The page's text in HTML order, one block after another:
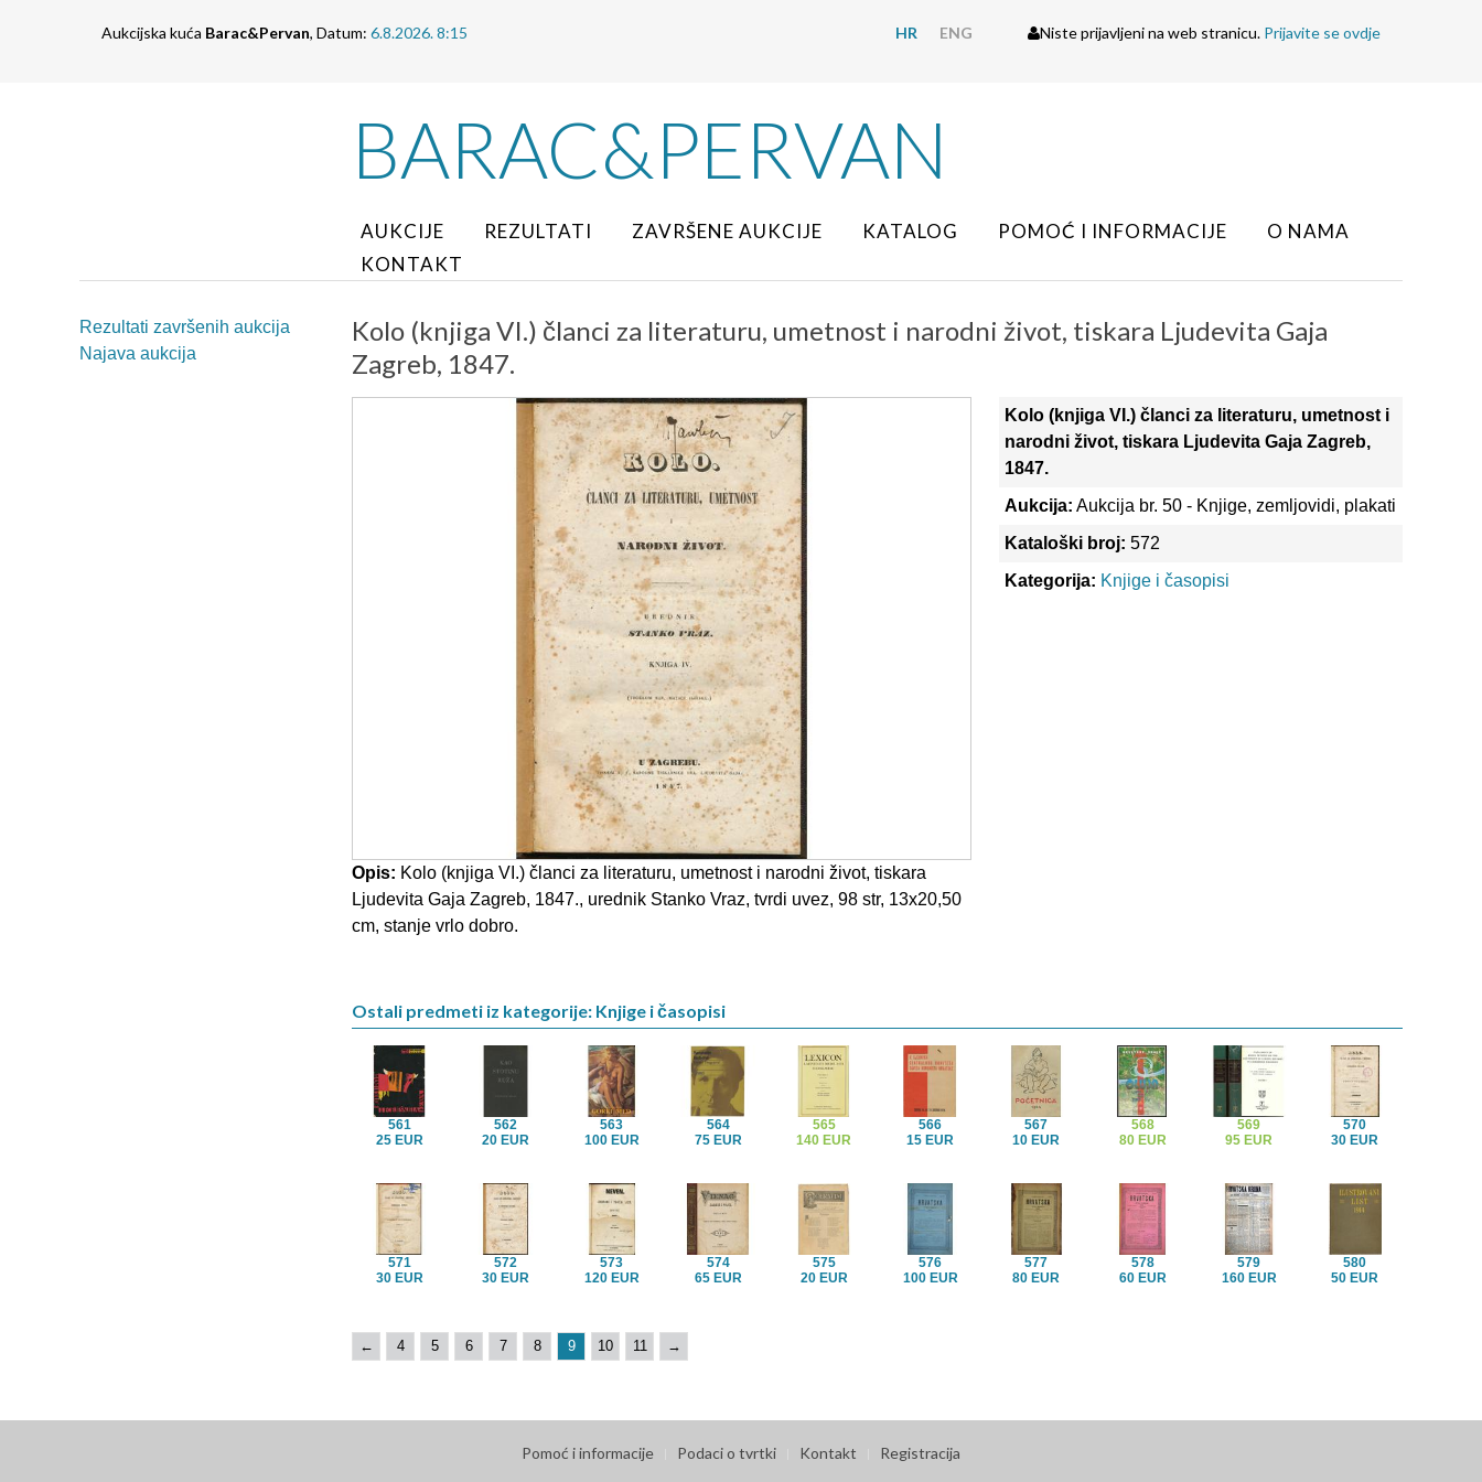
Aukcijska kuća Barac&Pervan, Datum: 6.8.2026. 8:15 HR ENG Niste prijavljeni na web stranicu. Prijavite se ovdje
BARAC&PERVAN
AUKCIJE REZULTATI ZAVRŠENE AUKCIJE KATALOG POMOĆ I INFORMACIJE
O NAMA
KONTAKT
Rezultati završenih aukcija
Najava aukcija
Kolo (knjiga VI.) članci za literaturu, umetnost i narodni život, tiskara Ljudevita Gaja
Zagreb, 1847.
Opis: Kolo (knjiga VI.) članci za literaturu, umetnost i narodni život, tiskara
Ljudevita Gaja Zagreb, 1847., urednik Stanko Vraz, tvrdi uvez, 98 str, 13x20,50
cm, stanje vrlo dobro.
Kolo (knjiga VI.) članci za literaturu, umetnost i
narodni život, tiskara Ljudevita Gaja Zagreb,
1847.
Aukcija: Aukcija br. 50 - Knjige, zemljovidi, plakati
Kataloški broj: 572
Kategorija: Knjige i časopisi
Ostali predmeti iz kategorije: Knjige i časopisi
561
25 EUR
562
20 EUR
563
100 EUR
564
75 EUR
565
140 EUR
566
15 EUR
567
10 EUR
568
80 EUR
569
95 EUR
570
30 EUR
571
30 EUR
572
30 EUR
573
120 EUR
574
65 EUR
575
20 EUR
576
100 EUR
577
80 EUR
578
60 EUR
579
160 EUR
580
50 EUR
← 4 5 6 7 8 9 10 11 →
Pomoć i informacije Podaci o tvrtki Kontakt Registracija